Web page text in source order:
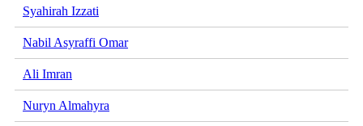
Syahirah Izzati
Nabil Asyraffi Omar
Ali Imran
Nuryn Almahyra